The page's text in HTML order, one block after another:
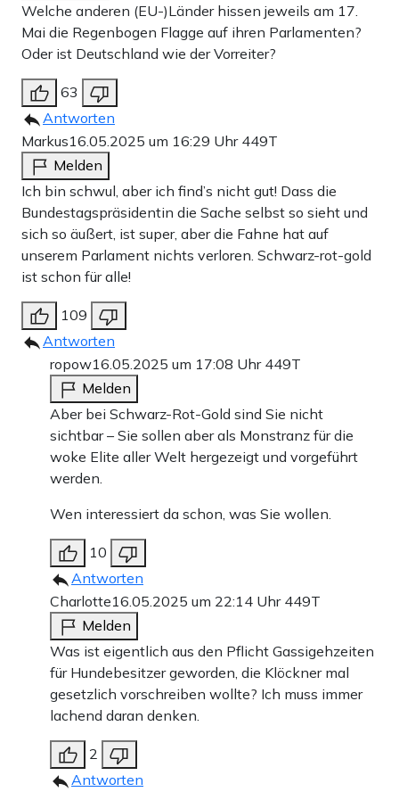
Welche anderen (EU-)Länder hissen jeweils am 17.
Mai die Regenbogen Flagge auf ihren Parlamenten?
Oder ist Deutschland wie der Vorreiter?
63
Antworten
Markus16.05.2025 um 16:29 Uhr 449T
Melden
Ich bin schwul, aber ich find’s nicht gut! Dass die
Bundestagspräsidentin die Sache selbst so sieht und
sich so äußert, ist super, aber die Fahne hat auf
unserem Parlament nichts verloren. Schwarz-rot-gold
ist schon für alle!
109
Antworten
ropow16.05.2025 um 17:08 Uhr 449T
Melden
Aber bei Schwarz-Rot-Gold sind Sie nicht
sichtbar – Sie sollen aber als Monstranz für die
woke Elite aller Welt hergezeigt und vorgeführt
werden.
Wen interessiert da schon, was Sie wollen.
10
Antworten
Charlotte16.05.2025 um 22:14 Uhr 449T
Melden
Was ist eigentlich aus den Pflicht Gassigehzeiten
für Hundebesitzer geworden, die Klöckner mal
gesetzlich vorschreiben wollte? Ich muss immer
lachend daran denken.
2
Antworten